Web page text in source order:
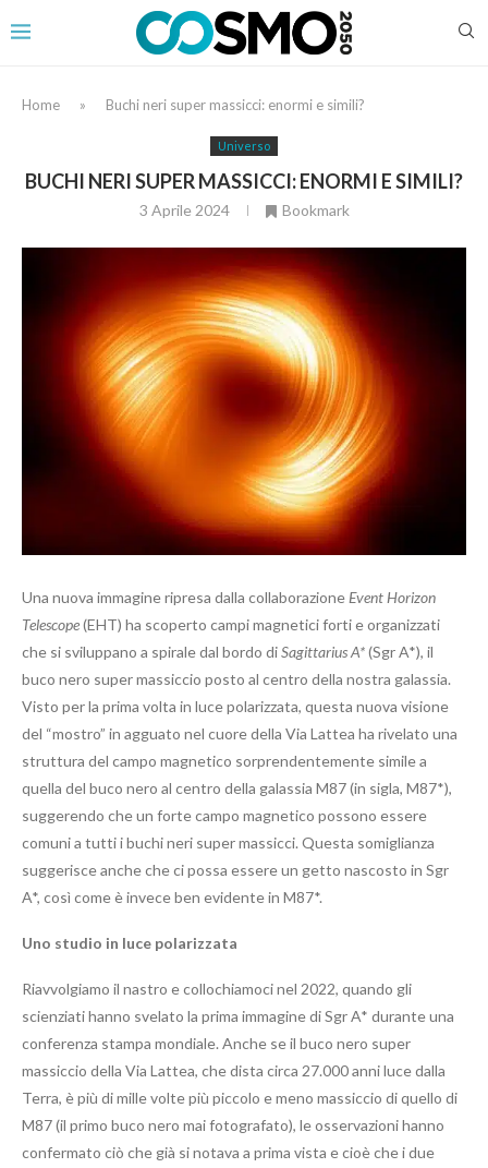
Home » Buchi neri super massicci: enormi e simili?
Universo
BUCHI NERI SUPER MASSICCI: ENORMI E SIMILI?
3 Aprile 2024 Bookmark
Una nuova immagine ripresa dalla collaborazione Event Horizon
Telescope(EHT) ha scoperto campi magnetici forti e organizzati
che si sviluppano a spirale dal bordo diSagittarius A*(Sgr A*), il
buco nero super massiccio posto al centro della nostra galassia.
Visto per la prima volta in luce polarizzata, questa nuova visione
del “mostro” in agguato nel cuore della Via Lattea ha rivelato una
struttura del campo magnetico sorprendentemente simile a
quella del buco nero al centro della galassia M87 (in sigla, M87*),
suggerendo che un forte campo magnetico possono essere
comuni a tutti i buchi neri super massicci. Questa somiglianza
suggerisce anche che ci possa essere un getto nascosto in Sgr
A*, così come è invece ben evidente in M87*.
Uno studio in luce polarizzata
Riavvolgiamo il nastro e collochiamoci nel 2022, quando gli
scienziati hanno svelato la prima immagine di Sgr A* durante una
conferenza stampa mondiale. Anche se il buco nero super
massiccio della Via Lattea, che dista circa 27.000 anni luce dalla
Terra, è più di mille volte più piccolo e meno massiccio di quello di
M87 (il primo buco nero mai fotografato), le osservazioni hanno
confermato ciò che già si notava a prima vista e cioè che i due